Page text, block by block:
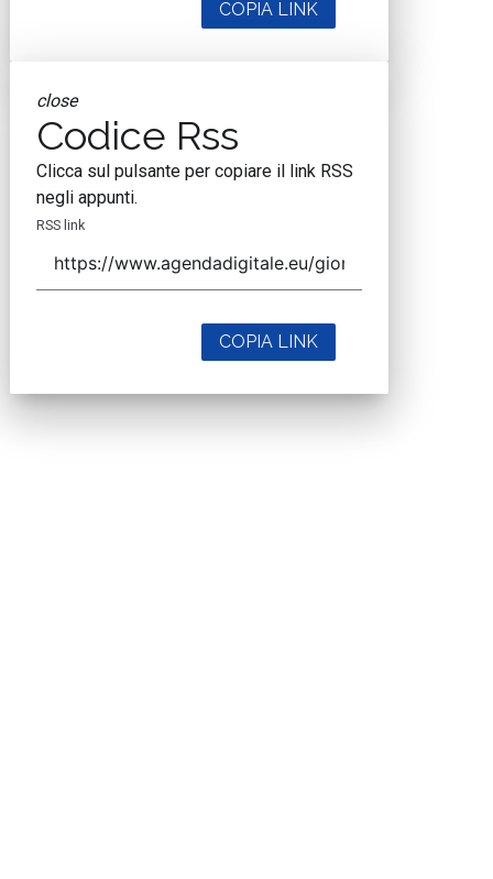
COPIA LINK
close
Codice Rss
Clicca sul pulsante per copiare il link RSS
negli appunti.
RSS link
COPIA LINK